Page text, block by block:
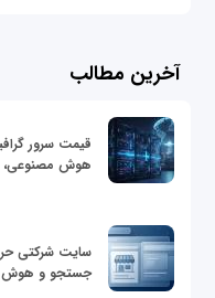
آخرین مطالب
هوش مصنوعی،
سایت شرکتی
جستجو و هوش